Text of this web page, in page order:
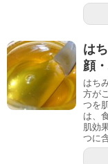
は
顔
はち
方が
つを
は、
肌効
つに